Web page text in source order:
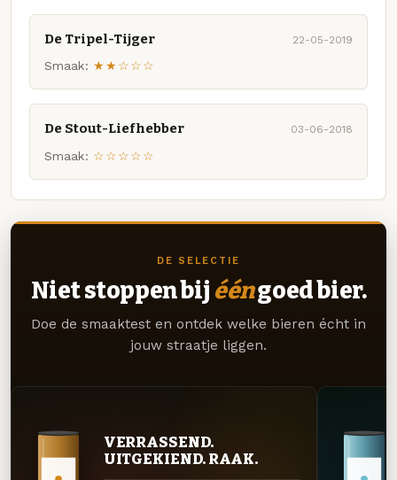
De Tripel-Tijger 22-05-2019
Smaak: ★★☆☆☆
De Stout-Liefhebber 03-06-2018
Smaak: ☆☆☆☆☆
DE SELECTIE
Niet stoppen bij ééngoed bier.
Doe de smaaktest en ontdek welke bieren écht in
jouw straatje liggen.
VERRASSEND.
UITGEKIEND. RAAK.